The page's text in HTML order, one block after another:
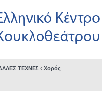
ΤΕΧΝΕΣ ‹ Χορός